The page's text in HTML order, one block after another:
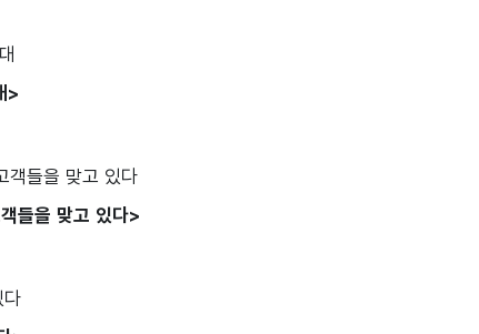
>
들을 맞고 있다>